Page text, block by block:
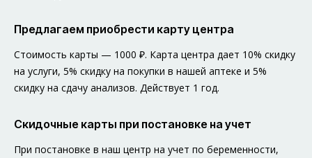
Предлагаем приобрести карту центра
Стоимость карты — 1000 ₽. Карта центра дает 10% скидку
на услуги, 5% скидку на покупки в нашей аптеке и 5%
скидку на сдачу анализов. Действует 1 год.
Скидочные карты при постановке на учет
При постановке в наш центр на учет по беременности,